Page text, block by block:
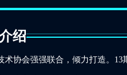
绍
会强强联合，倾力打造。13